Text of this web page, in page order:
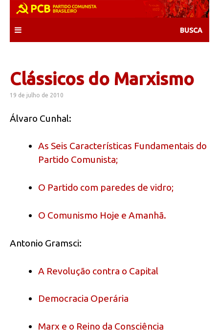
content
Clássicos do Marxismo
19 de julho de 2010
Álvaro Cunhal:
As Seis Características Fundamentais do
Partido Comunista;
O Partido com paredes de vidro;
O Comunismo Hoje e Amanhã.
Antonio Gramsci:
A Revolução contra o Capital
Democracia Operária
Marx e o Reino da Consciência